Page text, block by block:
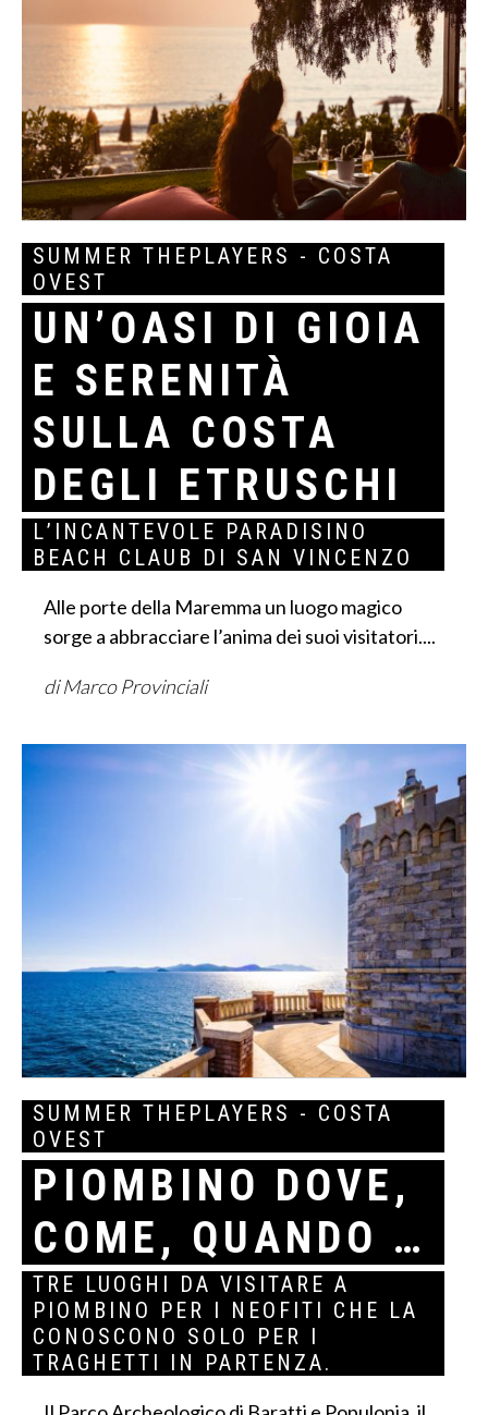
SUMMER THEPLAYERS - COSTA
OVEST
UN’OASI DI GIOIA
E SERENITÀ
SULLA COSTA
DEGLI ETRUSCHI
L’INCANTEVOLE PARADISINO
BEACH CLAUB DI SAN VINCENZO
Alle porte della Maremma un luogo magico
sorge a abbracciare l’anima dei suoi visitatori....
di Marco Provinciali
SUMMER THEPLAYERS - COSTA
OVEST
PIOMBINO DOVE,
COME, QUANDO …
TRE LUOGHI DA VISITARE A
PIOMBINO PER I NEOFITI CHE LA
CONOSCONO SOLO PER I
TRAGHETTI IN PARTENZA.